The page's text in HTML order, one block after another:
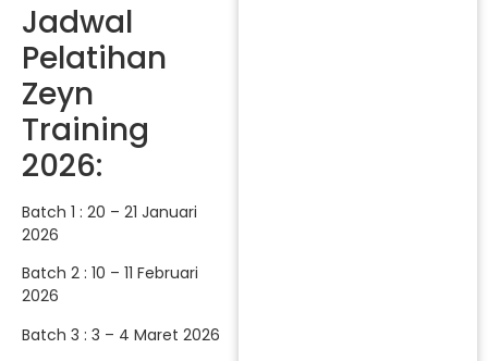
Jadwal
Pelatihan
Zeyn
Training
2026:
Batch 1 : 20 – 21 Januari
2026
Batch 2 : 10 – 11 Februari
2026
Batch 3 : 3 – 4 Maret 2026